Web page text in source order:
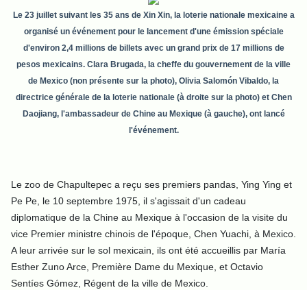
Le 23 juillet suivant les 35 ans de Xin Xin, la loterie nationale mexicaine a
organisé un événement pour le lancement d'une émission spéciale
d'environ 2,4 millions de billets avec un grand prix de 17 millions de
pesos mexicains. Clara Brugada, la cheffe du gouvernement de la ville
de Mexico (non présente sur la photo), Olivia Salomón Vibaldo, la
directrice générale de la loterie nationale (à droite sur la photo) et Chen
Daojiang, l'ambassadeur de Chine au Mexique (à gauche), ont lancé
l'événement.
Le zoo de Chapultepec a reçu ses premiers pandas, Ying Ying et
Pe Pe, le 10 septembre 1975, il s'agissait d'un cadeau
diplomatique de la Chine au Mexique à l'occasion de la visite du
vice Premier ministre chinois de l'époque, Chen Yuachi, à Mexico.
A leur arrivée sur le sol mexicain, ils ont été accueillis par María
Esther Zuno Arce, Première Dame du Mexique, et Octavio
Sentíes Gómez, Régent de la ville de Mexico.